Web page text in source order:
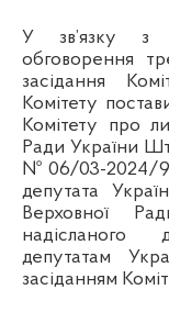
У зв’язку з
обговорення
засідання
Комітету
Комітету про
Ради України
№ 06/03-2024/
депутата
Верховної
надісланого
депутатам
засіданням